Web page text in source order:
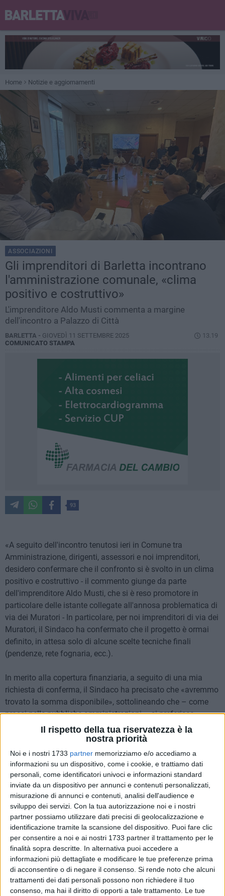
Il rispetto della tua riservatezza è la
nostra priorità
Noi e i nostri 1733 partner memorizziamo e/o accediamo a
informazioni su un dispositivo, come i cookie, e trattiamo dati
personali, come identificatori univoci e informazioni standard
inviate da un dispositivo per annunci e contenuti personalizzati,
misurazione di annunci e contenuti, analisi dell'audience e
sviluppo dei servizi. Con la tua autorizzazione noi e i nostri
partner possiamo utilizzare dati precisi di geolocalizzazione e
identificazione tramite la scansione del dispositivo. Puoi fare clic
per consentire a noi e ai nostri 1733 partner il trattamento per le
finalità sopra descritte. In alternativa puoi accedere a
informazioni più dettagliate e modificare le tue preferenze prima
di acconsentire o di negare il consenso. Si rende noto che alcuni
trattamenti dei dati personali possono non richiedere il tuo
consenso, ma hai il diritto di opporti a tale trattamento. Le tue
Home Notizie e aggiornamenti
ASSOCIAZIONI
Gli imprenditori di Barletta incontrano
l'amministrazione comunale, «clima
positivo e costruttivo»
L'imprenditore Aldo Musti commenta a margine
dell'incontro a Palazzo di Città
BARLETTA - GIOVEDÌ 11 SETTEMBRE 2025
13.19
COMUNICATO STAMPA
93
«A seguito dell'incontro tenutosi ieri in Comune tra
Amministrazione, dirigenti, assessori e noi imprenditori,
desidero confermare che il confronto si è svolto in un clima
positivo e costruttivo - il commento giunge da parte
dell'imprenditore Aldo Musti, che si è reso promotore in
particolare delle istante collegate all'annosa problematica di
via dei Muratori - In particolare, per noi imprenditori di via dei
Muratori, il Sindaco ha confermato che il progetto è ormai
definito, in attesa solo di alcune scelte tecniche finali
(pendenze, rete fognaria, ecc.).
In merito alla copertura finanziaria, a seguito di una mia
richiesta di conferma, il Sindaco ha precisato che «avremmo
trovato la somma disponibile», sottolineando che – come
prassi nelle pubbliche amministrazioni – si preferisce
utilizzare il condizionale in attesa della completa
formalizzazione.
Per quanto riguarda le aree industriali di via Trani e via
Callano, l'Amministrazione ha espresso piena disponibilità
ad avviare l'iter previsto, anche attraverso il coinvolgimento
di professionisti esterni, con l'obiettivo di una progettazione
organica e complessiva degli interventi.
In particolare, durante l'incontro, il Sindaco – alla presenza
del dirigente Ernesto Bernardini – ha concordato l'avvio, in
tempi rapidi, del Documento di Indirizzo Programmatico
(DIP), così da poter convocare una nuova riunione operativa
con noi imprenditori il prossimo 15 novembre 2025.